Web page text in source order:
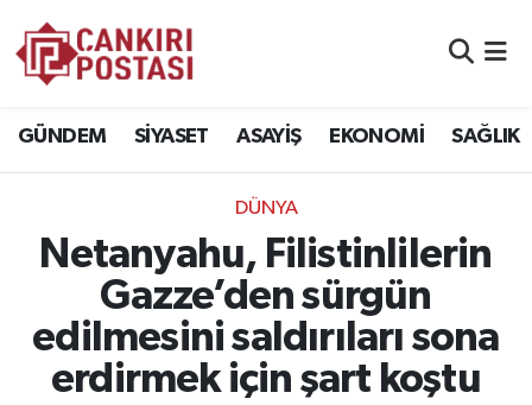
GÜNDEM SİYASET ASAYİŞ EKONOMİ SAĞLIK
DÜNYA
Netanyahu, Filistinlilerin
Gazze’den sürgün
edilmesini saldırıları sona
erdirmek için şart koştu
EKONOMİ
SAĞLIK
SPOR
Trafik Durumu
Süper Lig Puan Durumu ve Fikstür
Tüm Manşetler